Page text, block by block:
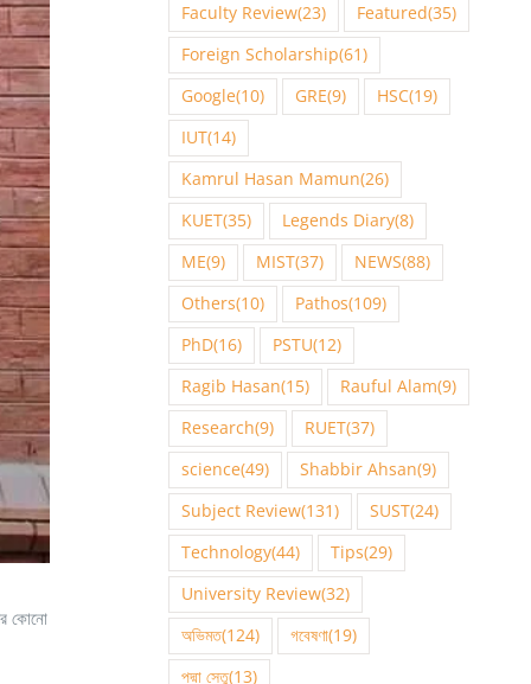
কোনো
Faculty Review(23) Featured(35)
Foreign Scholarship(61)
Google(10) GRE(9) HSC(19)
IUT(14)
Kamrul Hasan Mamun(26)
KUET(35) Legends Diary(8)
ME(9) MIST(37) NEWS(88)
Others(10) Pathos(109)
PhD(16) PSTU(12)
Ragib Hasan(15) Rauful Alam(9)
Research(9) RUET(37)
science(49) Shabbir Ahsan(9)
Subject Review(131) SUST(24)
Technology(44) Tips(29)
University Review(32)
অভিমত(124) গবেষণা(19)
পদ্মা সেতু(13)